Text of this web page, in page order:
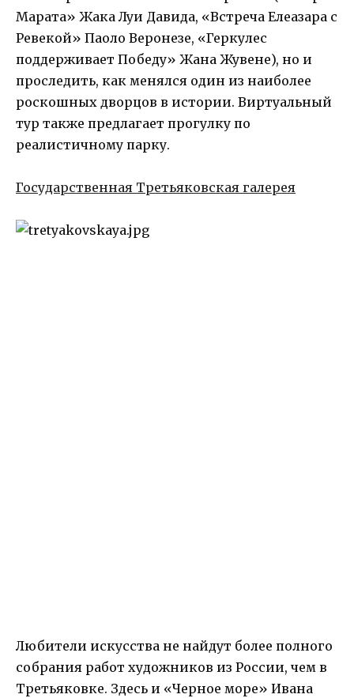
Марата» Жака Луи Давида, «Встреча Елеазара с
Ревекой» Паоло Веронезе, «Геркулес
поддерживает Победу» Жана Жувене), но и
проследить, как менялся один из наиболее
роскошных дворцов в истории. Виртуальный
тур также предлагает прогулку по
реалистичному парку.
Государственная Третьяковская галерея
Любители искусства не найдут более полного
собрания работ художников из России, чем в
Третьяковке. Здесь и «Черное море» Ивана